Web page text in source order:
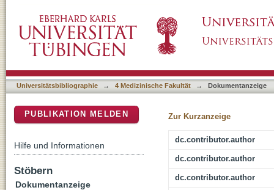
Differentiation and Insulin Signaling
Universitätsbibliographie → 4 Medizinische Fakultät → Dokumentanzeige
Zur Kurzanzeige
dc.contributor.author
dc.contributor.author
dc.contributor.author
PUBLIKATION MELDEN
Hilfe und Informationen
Stöbern
Dokumentanzeige